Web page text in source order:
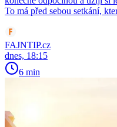
To má před sebou setkání,
FAJNTIP.cz
dnes, 18:15
6 min